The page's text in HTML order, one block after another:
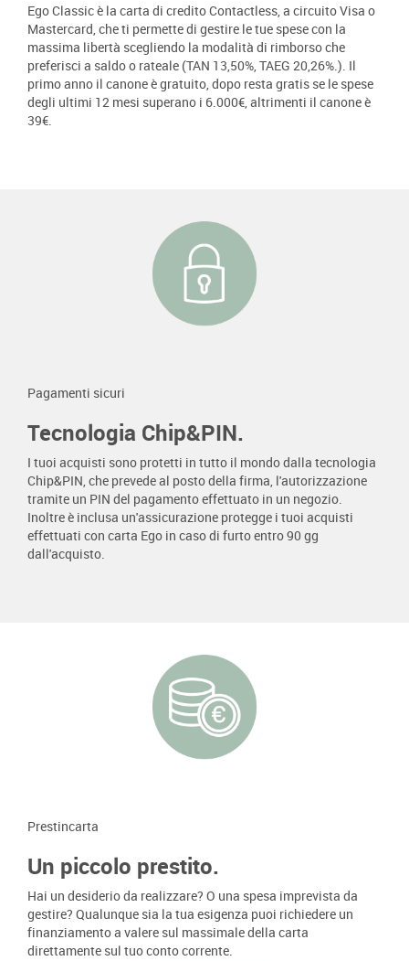
Ego Classic è la carta di credito Contactless, a circuito Visa o
Mastercard, che ti permette di gestire le tue spese con la
massima libertà scegliendo la modalità di rimborso che
preferisci a saldo o rateale (TAN 13,50%, TAEG 20,26%.). Il
primo anno il canone è gratuito, dopo resta gratis se le spese
degli ultimi 12 mesi superano i 6.000€, altrimenti il canone è
39€.
Pagamenti sicuri
Tecnologia Chip&PIN.
I tuoi acquisti sono protetti in tutto il mondo dalla tecnologia
Chip&PIN, che prevede al posto della firma, l'autorizzazione
tramite un PIN del pagamento effettuato in un negozio.
Inoltre è inclusa un'assicurazione protegge i tuoi acquisti
effettuati con carta Ego in caso di furto entro 90 gg
dall'acquisto.
Prestincarta
Un piccolo prestito.
Hai un desiderio da realizzare? O una spesa imprevista da
gestire? Qualunque sia la tua esigenza puoi richiedere un
finanziamento a valere sul massimale della carta
direttamente sul tuo conto corrente.